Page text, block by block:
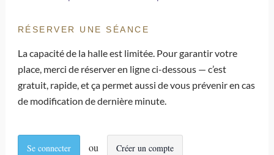
RÉSERVER UNE SÉANCE
La capacité de la halle est limitée. Pour garantir votre
place, merci de réserver en ligne ci-dessous — c’est
gratuit, rapide, et ça permet aussi de vous prévenir en cas
de modification de dernière minute.
Se connecter Créer un compte